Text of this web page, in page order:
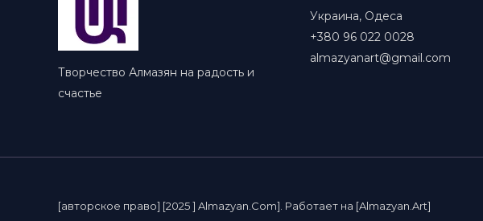
Творчество Алмазян на радость и
счастье
Украина, Одеса
+380 96 022 0028
almazyanart@gmail.com
[авторское право] [2025 ] Almazyan.Com]. Работает на [Almazyan.Art]